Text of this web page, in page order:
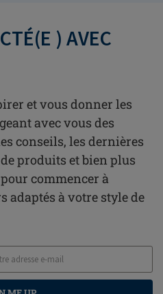
) AVEC
et vous donner les
avec vous des
conseils, les dernières
produits et bien plus
commencer à
adaptés à votre style de